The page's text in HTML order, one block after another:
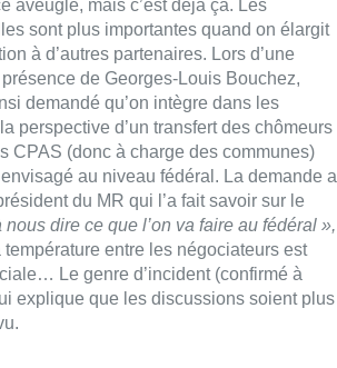
aveugle, mais c’est déjà ça. Les
sont plus importantes quand on élargit
à d’autres partenaires. Lors d’une
de Georges-Louis Bouchez,
demandé qu’on intègre dans les
perspective d’un transfert des chômeurs
CPAS (donc à charge des communes)
au niveau fédéral. La demande a
du MR qui l’a fait savoir sur le
nous dire ce que l’on va faire au fédéral »,
température entre les négociateurs est
Le genre d’incident (confirmé à
explique que les discussions soient plus